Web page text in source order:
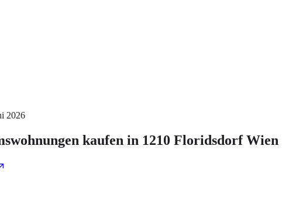
2026
kaufen in 1210 Floridsdorf Wien